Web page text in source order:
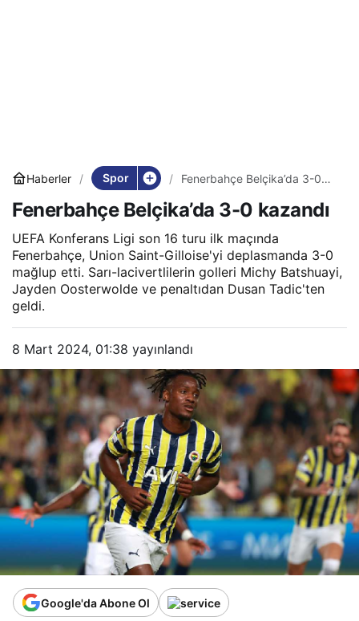
Haberler Spor
Fenerbahçe Belçika’da 3-0
Fenerbahçe Belçika’da 3-0 kazandı
UEFA Konferans Ligi son 16 turu ilk maçında
Fenerbahçe, Union Saint-Gilloise'yi deplasmanda 3-0
mağlup etti. Sarı-lacivertlilerin golleri Michy Batshuayi,
Jayden Oosterwolde ve penaltıdan Dusan Tadic'ten
geldi.
8 Mart 2024, 01:38 yayınlandı
Google'da Abone Ol